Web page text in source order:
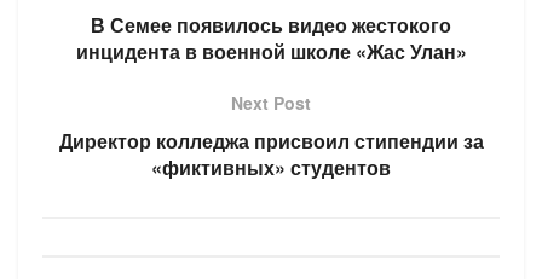
В Семее появилось видео жестокого
инцидента в военной школе «Жас Улан»
Next Post
Директор колледжа присвоил стипендии за
«фиктивных» студентов